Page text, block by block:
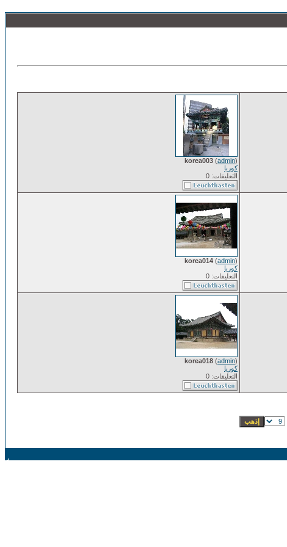
korea003 (admin)
كوريا
التعليقات: 0
korea014 (admin)
كوريا
التعليقات: 0
korea018 (admin)
كوريا
التعليقات: 0